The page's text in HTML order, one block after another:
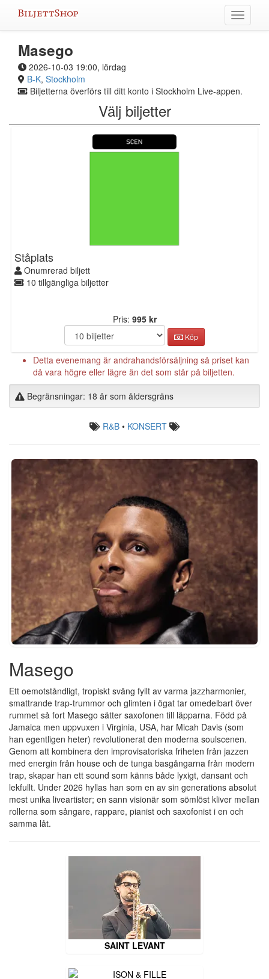
Växla
meny
Masego
2026-10-03 19:00, lördag
B-K, Stockholm
Biljetterna överförs till ditt konto i Stockholm Live-appen.
Välj biljetter
Ståplats
Onumrerad biljett
10 tillgängliga biljetter
Pris: 995 kr
Köp
Detta evenemang är andrahandsförsäljning så priset kan
då vara högre eller lägre än det som står på biljetten.
Begränsningar: 18 år som åldersgräns
R&B• KONSERT
Masego
Ett oemotståndligt, tropiskt sväng fyllt av varma jazzharmonier,
smattrande trap-trummor och glimten i ögat tar omedelbart över
rummet så fort Masego sätter saxofonen till läpparna. Född på
Jamaica men uppvuxen i Virginia, USA, har Micah Davis (som
han egentligen heter) revolutionerat den moderna soulscenen.
Genom att kombinera den improvisatoriska friheten från jazzen
med energin från house och de tunga basgångarna från modern
trap, skapar han ett sound som känns både lyxigt, dansant och
lekfullt. Under 2026 hyllas han som en av sin generations absolut
mest unika liveartister; en sann visionär som sömlöst kliver mellan
rollerna som sångare, rappare, pianist och saxofonist i en och
samma låt.
SAINT LEVANT